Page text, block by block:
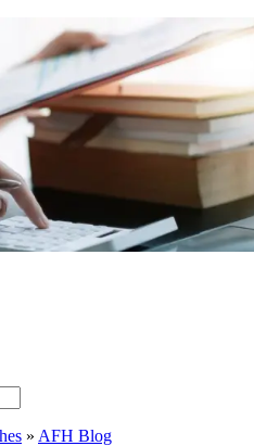
» AFH Blog